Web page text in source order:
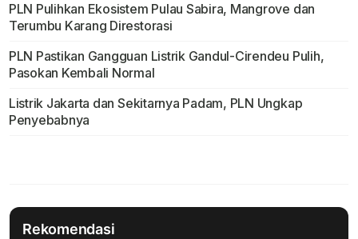
PLN Pulihkan Ekosistem Pulau Sabira, Mangrove dan
Terumbu Karang Direstorasi
PLN Pastikan Gangguan Listrik Gandul-Cirendeu Pulih,
Pasokan Kembali Normal
Listrik Jakarta dan Sekitarnya Padam, PLN Ungkap
Penyebabnya
Rekomendasi